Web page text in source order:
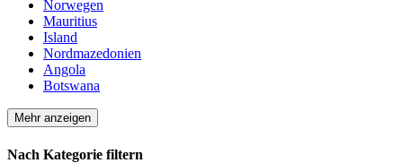
Norwegen
Mauritius
Island
Nordmazedonien
Angola
Botswana
Mehr anzeigen
Nach Kategorie filtern